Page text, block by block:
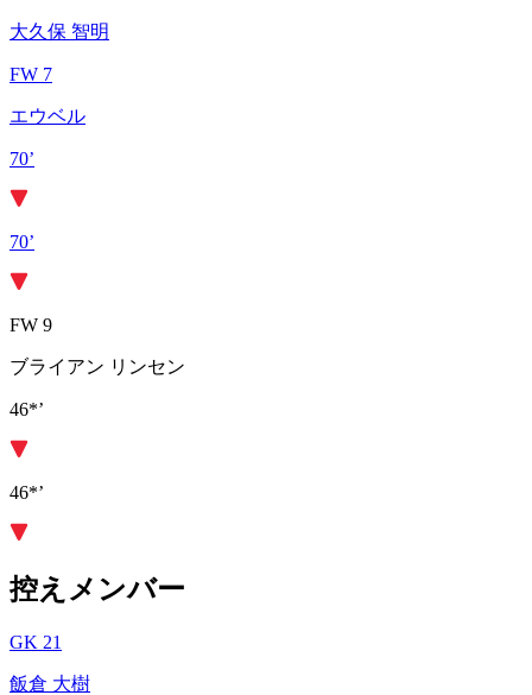
大久保 智明
FW 7
エウベル
70’
70’
FW 9
ブライアン リンセン
46*’
46*’
控えメンバー
GK 21
飯倉 大樹